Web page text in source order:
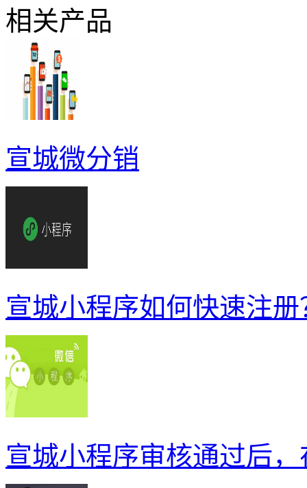
相关产品
宣城微分销
宣城小程序如何快速注册
宣城小程序审核通过后